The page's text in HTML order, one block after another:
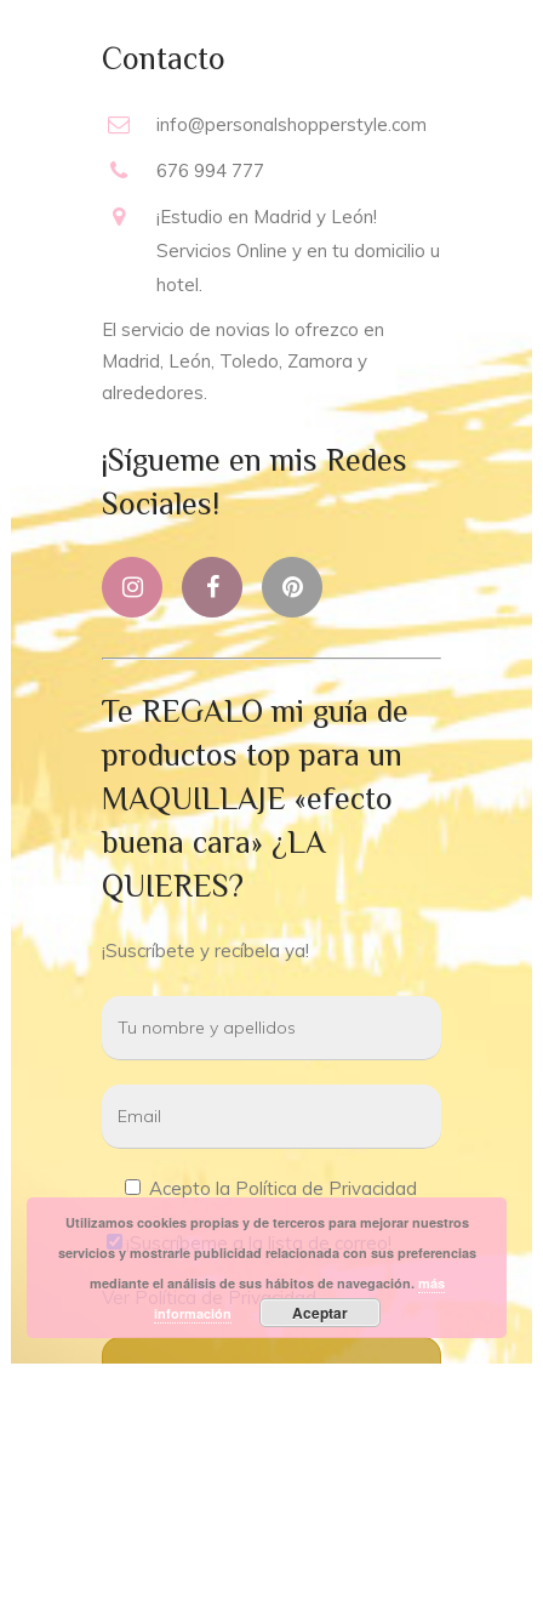
Contacto
info@personalshopperstyle.com
676 994 777
¡Estudio en Madrid y León!
Servicios Online y en tu domicilio u
hotel.
El servicio de novias lo ofrezco en
Madrid, León, Toledo, Zamora y
alrededores.
¡Sígueme en mis Redes
Sociales!
Te REGALO mi guía de
productos top para un
MAQUILLAJE «efecto
buena cara» ¿LA
QUIERES?
¡Suscríbete y recíbela ya!
Acepto la Política de Privacidad
¡Suscríbeme a la lista de correo!
Política de Privacidad
Utilizamos cookies propias y de terceros para mejorar nuestros
servicios y mostrarle publicidad relacionada con sus preferencias
mediante el análisis de sus hábitos de navegación. más
información
Aceptar